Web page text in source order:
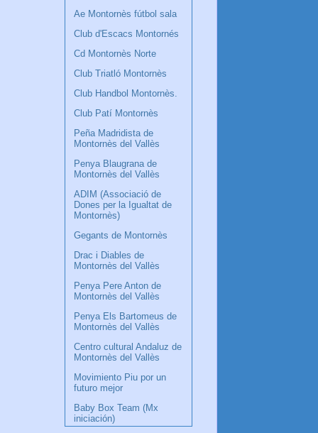
Ae Montornès fútbol sala
Club d'Escacs Montornés
Cd Montornès Norte
Club Triatló Montornès
Club Handbol Montornès.
Club Patí Montornès
Peña Madridista de
Montornès del Vallès
Penya Blaugrana de
Montornès del Vallès
ADIM (Associació de
Dones per la Igualtat de
Montornès)
Gegants de Montornès
Drac i Diables de
Montornès del Vallès
Penya Pere Anton de
Montornès del Vallès
Penya Els Bartomeus de
Montornès del Vallès
Centro cultural Andaluz de
Montornès del Vallès
Movimiento Piu por un
futuro mejor
Baby Box Team (Mx
iniciación)